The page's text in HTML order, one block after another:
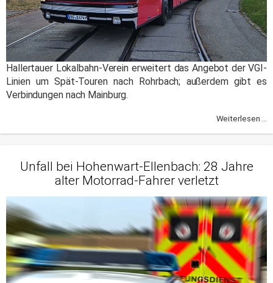
Hallertauer Lokalbahn-Verein erweitert das Angebot der VGI-
Linien um Spät-Touren nach Rohrbach; außerdem gibt es
Verbindungen nach Mainburg.
Weiterlesen ...
Unfall bei Hohenwart-Ellenbach: 28 Jahre
alter Motorrad-Fahrer verletzt